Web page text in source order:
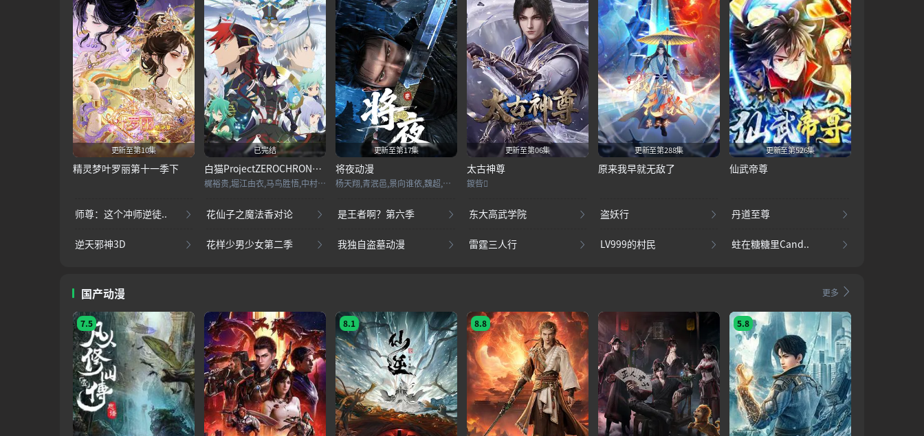
更新至第10集
精灵梦叶罗丽第十一季下
已完结
白猫ProjectZEROCHRON1CLE
梶裕贵,堀江由衣,马鸟胜悟,中村知世,岩端卓也,松井谦典,三浦胜之,渚兔奈,宫崎敦吉,高梨谦吾,赤城进,饭冢昭三
更新至第17集
将夜动漫
杨天翔,青泯邑,景向谁依,魏超,贺文潇
更新至第06集
太古神尊
鍐呰
更新至第288集
原来我早就无敌了
更新至第526集
仙武帝尊
师尊：这个冲师逆徒.. 花仙子之魔法香对论 是王者啊？第六季 东大高武学院 盗妖行 丹道至尊
逆天邪神3D 花样少男少女第二季 我独自盗墓动漫 雷霆三人行 LV999的村民 蛀在糖糖里Cand..
国产动漫 更多
7.5 8.1 8.8 5.8